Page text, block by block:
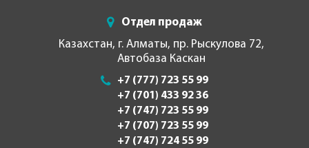
Отдел продаж
Казахстан, г. Алматы, пр. Рыскулова 72,
Автобаза Каскан
+7 (777) 723 55 99
+7 (701) 433 92 36
+7 (747) 723 55 99
+7 (707) 723 55 99
+7 (747) 724 55 99